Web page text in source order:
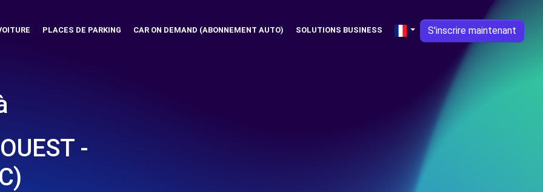
PLACES DE PARKING CAR ON DEMAND (ABONNEMENT AUTO) SOLUTIONS BUSINESS S'inscrire maintenant
-